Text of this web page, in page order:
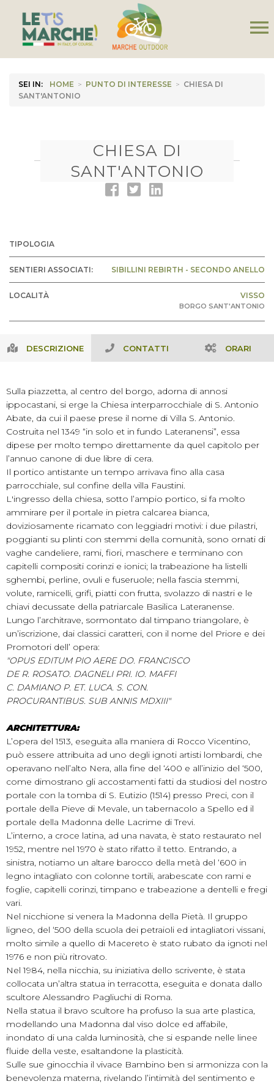
menu
SEI IN: HOME > PUNTO DI INTERESSE > CHIESA DI
SANT'ANTONIO
CHIESA DI
SANT'ANTONIO
TIPOLOGIA
SENTIERI ASSOCIATI: SIBILLINI REBIRTH - SECONDO ANELLO
LOCALITÀ VISSO
BORGO SANT'ANTONIO
DESCRIZIONE CONTATTI ORARI
Sulla piazzetta, al centro del borgo, adorna di annosi
ippocastani, si erge la Chiesa interparrocchiale di S. Antonio
Abate, da cui il paese prese il nome di Villa S. Antonio.
Costruita nel 1349 “in solo et in fundo Lateranensi”, essa
dipese per molto tempo direttamente da quel capitolo per
l’annuo canone di due libre di cera.
Il portico antistante un tempo arrivava fino alla casa
parrocchiale, sul confine della villa Faustini.
L'ingresso della chiesa, sotto l’ampio portico, si fa molto
ammirare per il portale in pietra calcarea bianca,
doviziosamente ricamato con leggiadri motivi: i due pilastri,
poggianti su plinti con stemmi della comunità, sono ornati di
vaghe candeliere, rami, fiori, maschere e terminano con
capitelli compositi corinzi e ionici; la trabeazione ha listelli
sghembi, perline, ovuli e fuseruole; nella fascia stemmi,
volute, ramicelli, grifi, piatti con frutta, svolazzo di nastri e le
chiavi decussate della patriarcale Basilica Lateranense.
Lungo l’architrave, sormontato dal timpano triangolare, è
un’iscrizione, dai classici caratteri, con il nome del Priore e dei
Promotori dell’ opera:
"OPUS EDITUM PIO AERE DO. FRANCISCO
DE R. ROSATO. DAGNELI PRI. IO. MAFFI
C. DAMIANO P. ET. LUCA. S. CON.
PROCURANTIBUS. SUB ANNIS MDXIII"
ARCHITETTURA:
L’opera del 1513, eseguita alla maniera di Rocco Vicentino,
può essere attribuita ad uno degli ignoti artisti lombardi, che
operavano nell’alto Nera, alla fine del ‘400 e all’inizio del ‘500,
come dimostrano gli accostamenti fatti da studiosi del nostro
portale con la tomba di S. Eutizio (1514) presso Preci, con il
portale della Pieve di Mevale, un tabernacolo a Spello ed il
portale della Madonna delle Lacrime di Trevi.
L’interno, a croce latina, ad una navata, è stato restaurato nel
1952, mentre nel 1970 è stato rifatto il tetto. Entrando, a
sinistra, notiamo un altare barocco della metà del ‘600 in
legno intagliato con colonne tortili, arabescate con rami e
foglie, capitelli corinzi, timpano e trabeazione a dentelli e fregi
vari.
Nel nicchione si venera la Madonna della Pietà. Il gruppo
ligneo, del ‘500 della scuola dei petraioli ed intagliatori vissani,
molto simile a quello di Macereto è stato rubato da ignoti nel
1976 e non più ritrovato.
Nel 1984, nella nicchia, su iniziativa dello scrivente, è stata
collocata un’altra statua in terracotta, eseguita e donata dallo
scultore Alessandro Pagliuchi di Roma.
Nella statua il bravo scultore ha profuso la sua arte plastica,
modellando una Madonna dal viso dolce ed affabile,
inondato di una calda luminosità, che si espande nelle linee
fluide della veste, esaltandone la plasticità.
Sulle sue ginocchia il vivace Bambino ben si armonizza con la
benevolenza materna, rivelando l’intimità del sentimento e